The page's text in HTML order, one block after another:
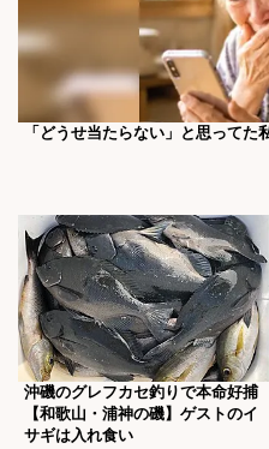
「どうせ当たらない」と思ってた
沖磯のグレフカセ釣りで本命好捕
【和歌山・浦神の磯】ゲストのイ
サギは入れ食い